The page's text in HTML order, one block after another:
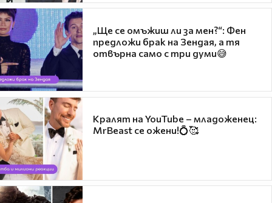
„Ще се омъжиш ли за мен?“: Фен
предложи брак на Зендая, а тя
отвърна само с три думи😅
Кралят на YouTube – младоженец:
MrBeast се ожени!💍🥰